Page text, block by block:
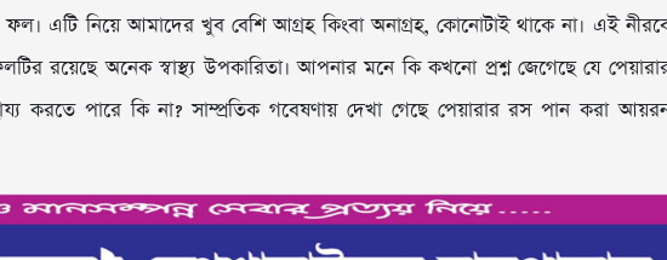
এটি নিয়ে আমাদের খুব বেশি আগ্রহ কিংবা অনাগ্রহ, কোনোটাই থাকে না। এই
রয়েছে অনেক স্বাস্থ্য উপকারিতা। আপনার মনে কি কখনো প্রশ্ন জেগেছে যে
করতে পারে কি না? সাম্প্রতিক গবেষণায় দেখা গেছে পেয়ারার রস পান করা